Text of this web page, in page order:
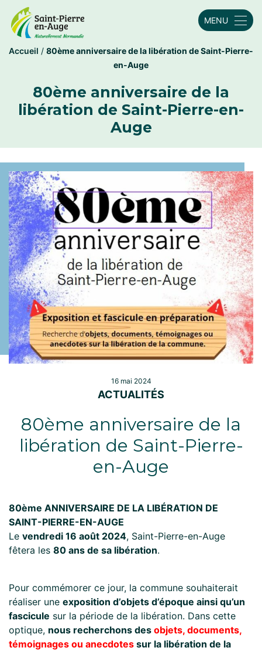
MENU
Accueil / 80ème anniversaire de la libération de Saint-Pierre-
en-Auge
80ème anniversaire de la
libération de Saint-Pierre-en-
Auge
16 mai 2024
ACTUALITÉS
80ème anniversaire de la
libération de Saint-Pierre-
en-Auge
80ème ANNIVERSAIRE DE LA LIBÉRATION DE
SAINT-PIERRE-EN-AUGE
Le vendredi 16 août 2024, Saint-Pierre-en-Auge
fêtera les 80 ans de sa libération.
Pour commémorer ce jour, la commune souhaiterait
réaliser une exposition d’objets d’époque ainsi qu’un
fascicule sur la période de la libération. Dans cette
optique, nous recherchons des objets, documents,
témoignages ou anecdotes sur la libération de la